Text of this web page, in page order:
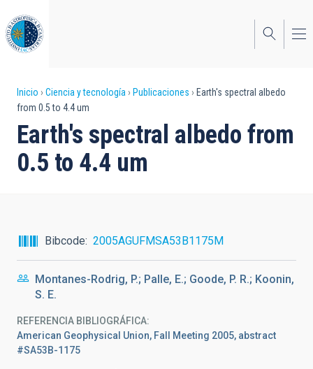
al
contenido
principal
Sobrescribir
enlaces
de
ayuda
navegación
Inicio Ciencia y tecnología Publicaciones
Earth's spectral albedo
from 0.5 to 4.4 um
Earth's spectral albedo from
0.5 to 4.4 um
Bibcode 2005AGUFMSA53B1175M
Montanes-Rodrig, P.; Palle, E.; Goode, P. R.; Koonin,
S. E.
REFERENCIA BIBLIOGRÁFICA
American Geophysical Union, Fall Meeting 2005, abstract
#SA53B-1175